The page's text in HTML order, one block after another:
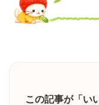
ド
レ
この記事が「い